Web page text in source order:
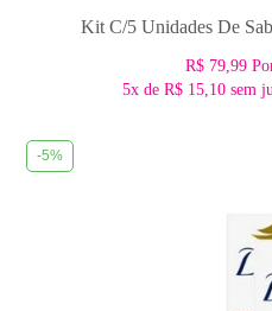
Kit C/5 Unidades De
R$ 79,99
5xde R$ 15,10sem
-5%